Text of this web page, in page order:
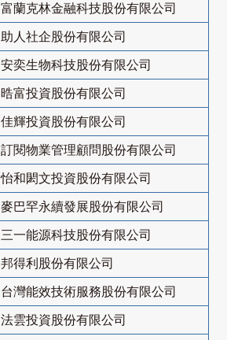
富蘭克林金融科技股份有限公司
助人社企股份有限公司
安奕生物科技股份有限公司
晧富投資股份有限公司
佳輝投資股份有限公司
訂閱物業管理顧問股份有限公司
怡和閎文投資股份有限公司
麥巴罕永續發展股份有限公司
三一能源科技股份有限公司
邦得利股份有限公司
台灣能效技術服務股份有限公司
法雲投資股份有限公司